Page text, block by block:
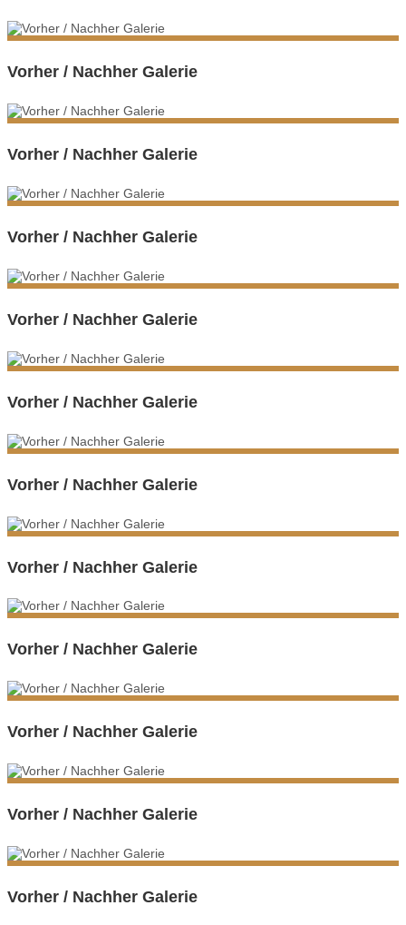
Vorher / Nachher Galerie
Vorher / Nachher Galerie
Vorher / Nachher Galerie
Vorher / Nachher Galerie
Vorher / Nachher Galerie
Vorher / Nachher Galerie
Vorher / Nachher Galerie
Vorher / Nachher Galerie
Vorher / Nachher Galerie
Vorher / Nachher Galerie
Vorher / Nachher Galerie